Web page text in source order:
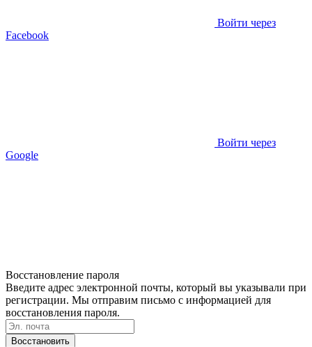
Войти через
Facebook
Войти через
Google
Восстановление пароля
Введите адрес электронной почты, который вы указывали при
регистрации. Мы отправим письмо с информацией для
восстановления пароля.
Восстановить